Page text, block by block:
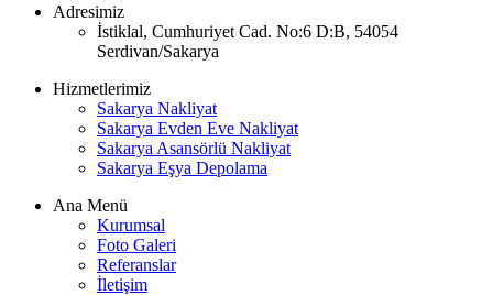
Adresimiz
İstiklal, Cumhuriyet Cad. No:6 D:B, 54054
Serdivan/Sakarya
Hizmetlerimiz
Sakarya Nakliyat
Sakarya Evden Eve Nakliyat
Sakarya Asansörlü Nakliyat
Sakarya Eşya Depolama
Ana Menü
Kurumsal
Foto Galeri
Referanslar
İletişim